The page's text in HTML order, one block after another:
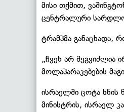
მისი თქმით,
ცენტრალური
ტრამპმა განაცხადა,
„ჩვენ არ შეგვიძლია
მოლაპარაკებების
ისრაელში ცოტა ხნის
მინისტრის, ისრაელ